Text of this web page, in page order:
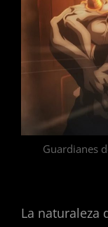
Guardianes
La naturaleza